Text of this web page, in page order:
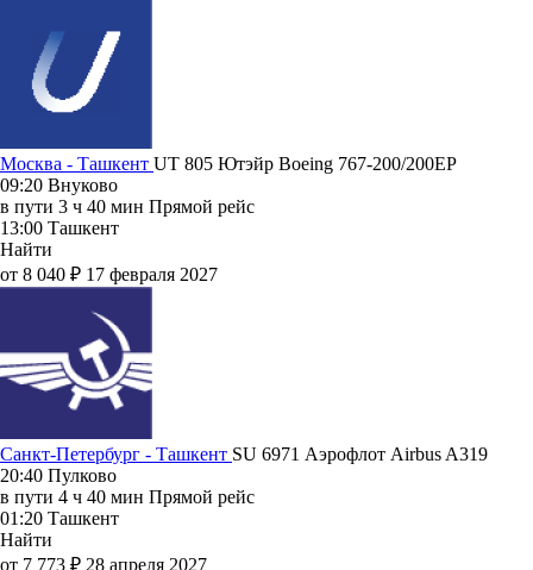
Москва - Ташкент UT 805 Ютэйр Boeing 767-200/200ЕР
09:20 Внуково
в пути 3 ч 40 мин Прямой рейс
13:00 Ташкент
Найти
от 8 040 ₽ 17 февраля 2027
Санкт-Петербург - Ташкент SU 6971 Аэрофлот Airbus A319
20:40 Пулково
в пути 4 ч 40 мин Прямой рейс
01:20 Ташкент
Найти
от 7 773 ₽ 28 апреля 2027